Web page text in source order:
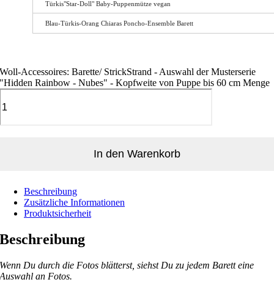
Türkis"Star-Doll" Baby-Puppenmütze vegan
Blau-Türkis-Orang Chiaras Poncho-Ensemble Barett
Woll-Accessoires: Barette/ StrickStrand - Auswahl der Musterserie
"Hidden Rainbow - Nubes" - Kopfweite von Puppe bis 60 cm Menge
In den Warenkorb
Beschreibung
Zusätzliche Informationen
Produktsicherheit
Beschreibung
Wenn Du durch die Fotos blätterst, siehst Du zu jedem Barett eine
Auswahl an Fotos.